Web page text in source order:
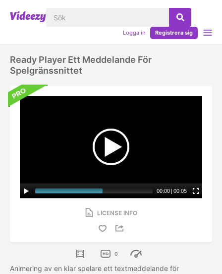
Logga in Registrera sig
Ready Player Ett Meddelande För
Spelgränssnittet
00:00 | 00:05
LICENSE INFO
0
Animering av en klar spelare ett textmeddelande för